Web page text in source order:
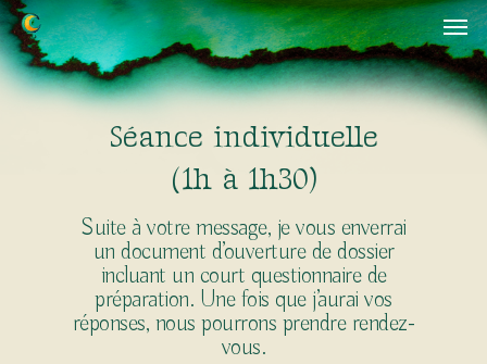
Skip
to
main
content
Menu
Séance individuelle
(1h à 1h30)
Suite à votre message, je vous enverrai
un document d’ouverture de dossier
incluant un court questionnaire de
préparation. Une fois que j’aurai vos
réponses, nous pourrons prendre rendez-
vous.